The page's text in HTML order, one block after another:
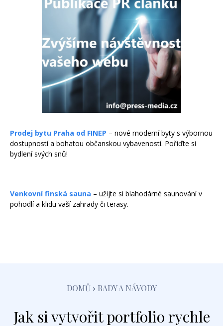
Prodej bytu Praha od FINEP – nové moderní byty s výbornou
dostupností a bohatou občanskou vybaveností. Pořiďte si
bydlení svých snů!
Venkovní finská sauna – užijte si blahodárné saunování v
pohodlí a klidu vaší zahrady či terasy.